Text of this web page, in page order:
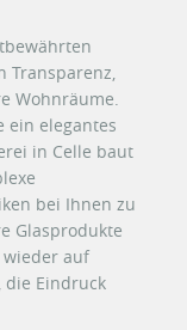
Transparenz,
Wohnräume.
ein elegantes
in Celle baut
bei Ihnen zu
Glasprodukte
auf
die Eindruck